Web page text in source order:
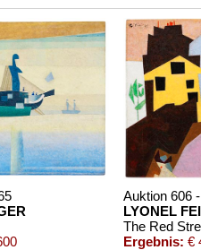
Auktion 606
LYONEL
The Red
Ergebnis: €